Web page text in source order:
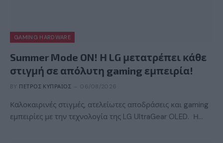
GAMING HARDWARE
Summer Mode ON! Η LG μετατρέπει κάθε
στιγμή σε απόλυτη gaming εμπειρία!
BY ΠΈΤΡΟΣ ΚΥΠΡΑΊΟΣ 06/08/2026
Καλοκαιρινές στιγμές, ατελείωτες αποδράσεις και gaming
εμπειρίες με την τεχνολογία της LG UltraGear OLED. Η…